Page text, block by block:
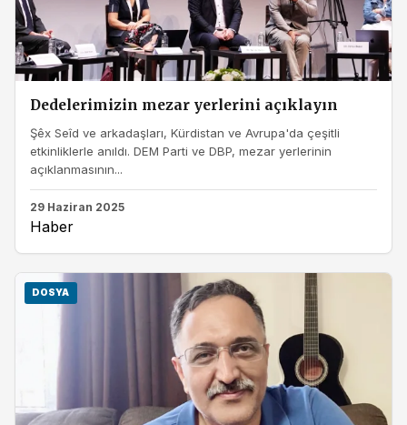
Dedelerimizin mezar yerlerini açıklayın
Şêx Seîd ve arkadaşları, Kürdistan ve Avrupa'da çeşitli
etkinliklerle anıldı. DEM Parti ve DBP, mezar yerlerinin
açıklanmasının...
29 Haziran 2025
Haber
DOSYA